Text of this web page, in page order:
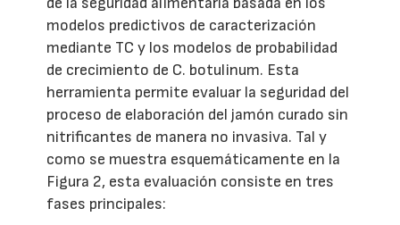
modelos predictivos de caracterización
mediante TC y los modelos de probabilidad
de crecimiento de C. botulinum. Esta
herramienta permite evaluar la seguridad del
proceso de elaboración del jamón curado sin
nitrificantes de manera no invasiva. Tal y
como se muestra esquemáticamente en la
Figura 2, esta evaluación consiste en tres
fases principales: